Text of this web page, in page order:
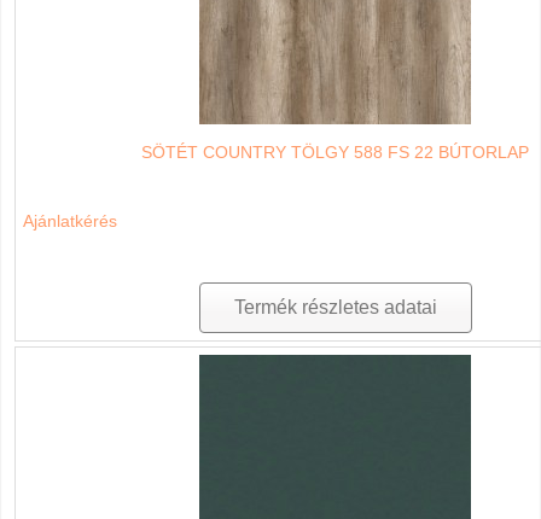
SÖTÉT COUNTRY TÖLGY 588 FS 22 BÚTORLAP
Ajánlatkérés
Termék részletes adatai